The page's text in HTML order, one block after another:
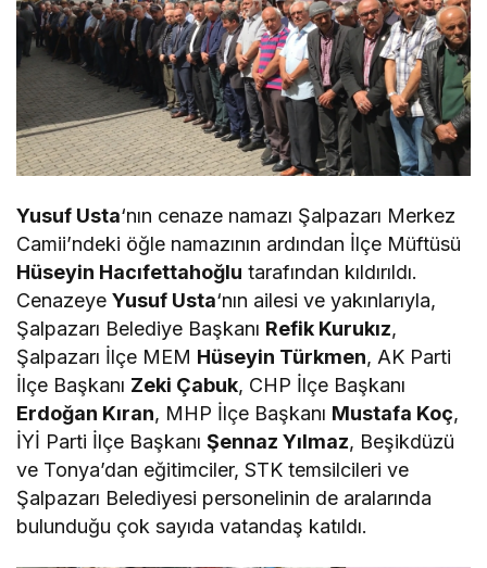
Yusuf Usta‘nın cenaze namazı Şalpazarı Merkez
Camii’ndeki öğle namazının ardından İlçe Müftüsü
Hüseyin Hacıfettahoğlu tarafından kıldırıldı.
CenazeyeYusuf Usta‘nın ailesi ve yakınlarıyla,
Şalpazarı Belediye Başkanı Refik Kurukız,
Şalpazarı İlçe MEM Hüseyin Türkmen, AK Parti
İlçe Başkanı Zeki Çabuk, CHP İlçe Başkanı
Erdoğan Kıran, MHP İlçe Başkanı Mustafa Koç,
İYİ Parti İlçe BaşkanıŞennaz Yılmaz, Beşikdüzü
ve Tonya’dan eğitimciler, STK temsilcileri ve
Şalpazarı Belediyesi personelinin de aralarında
bulunduğu çok sayıda vatandaş katıldı.